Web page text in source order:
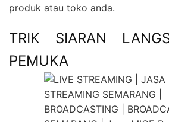
produk atau toko anda.
TRIK SIARAN
PEMUKA